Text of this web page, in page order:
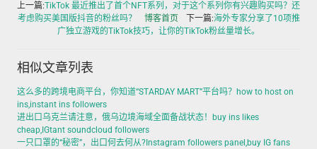
上一篇:TikTok 最近推出了首个NFT系列，对于这个系列你有兴趣购买吗？还
考虑购买美国版抖音的粉丝吗？
博客首页 下一篇:海外专家分享了10项推
广独立游戏的TikTok技巧，让你的TikTok粉丝量增长。
相似文章列表
这么多的跨境电商平台，你知道“STARDAY MART”平台吗？how to host on
ins,instant ins followers
进出口乌克兰请注意，俄乌边境海域全面备战状态！buy ins likes
cheap,IGtant soundcloud followers
一只口罩的“秘密”，出口何去何从?Instagram followers panel,buy IG fans